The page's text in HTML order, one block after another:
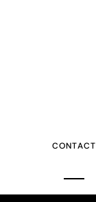
CONTACT